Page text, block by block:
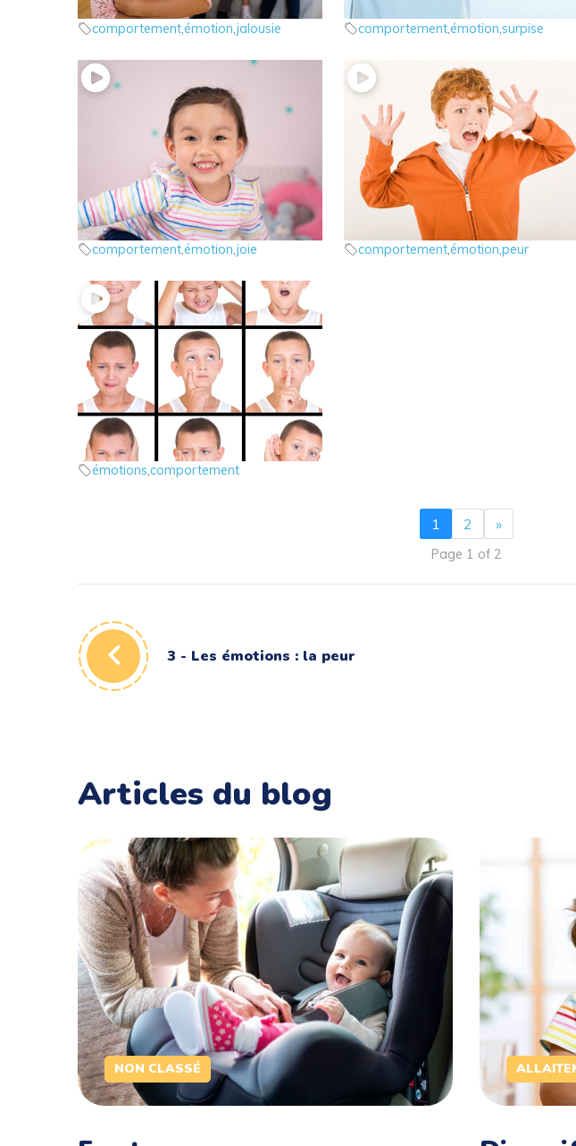
les émotions
comportementémotion jalousie
comportement,émotion surpise
5 – Les émotions : la joie
les émotions
comportement,émotion,joie
3 – Les émotions : la peur
les émotions
comportement,émotion,peur
1 – Les émotions : introduction
les émotions
émotions,comportement
1 2 »
Page 1 of 2
3 - Les émotions : la peur
Articles du blog
NON CLASSÉ